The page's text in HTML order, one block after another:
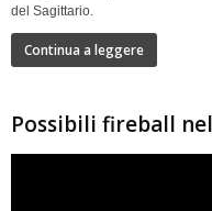
del Sagittario.
Continua a leggere
Possibili fireball